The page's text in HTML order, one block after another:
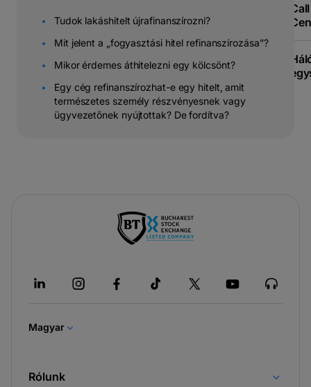
Call
Tudok lakáshitelt újrafinanszírozni?
Mit jelent a „fogyasztási hitel refinanszírozása”?
Mikor érdemes áthitelezni egy kölcsönt?
Egy cég refinanszírozhat-e egy hitelt, amit
természetes személy részvényesnek vagy
ügyvezetőnek nyújtottak? De fordítva?
nyílik
Magyar
Rólunk